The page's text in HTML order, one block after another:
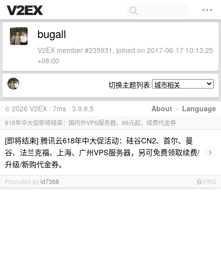
bugall
V2EX member #235931, joined on 2017-06-17 10:13:25
+08:00
切换主题列表
About · Language
© 2026 V2EX · 7ms · 3.9.8.5
618年中大促即将结束：国内外VPS服务器，99元起，续费代金券
[即将结束] 腾讯云618年中大促活动：硅谷CN2、首尔、曼
谷、法兰克福、上海、广州VPS服务器，另可免费领取续费/
升级/新购代金券。
›
Promoted byid7368 PRO